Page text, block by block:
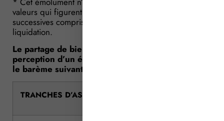
valeurs qui figurent dans plusieurs opérations
successives comprises dans un même acte de
liquidation.
Le partage de biens indivis donne lieu à la
perception d’un émolument proportionnel, selon
le barème suivant :
TRANCHES D’ASSIETTE